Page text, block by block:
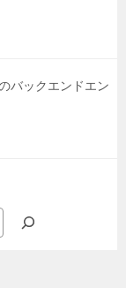
バックエンドエン